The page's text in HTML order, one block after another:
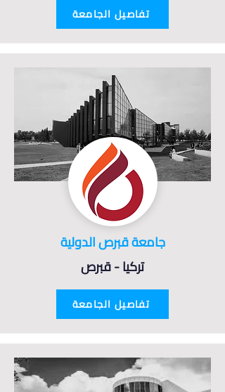
تفاصيل الجامعة
جامعة قبرص الدولية
تركيا - قبرص
تفاصيل الجامعة